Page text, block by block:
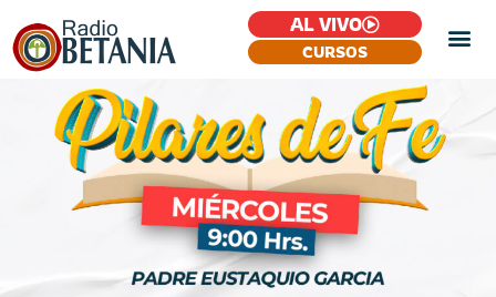
AL VIVO
CURSOS